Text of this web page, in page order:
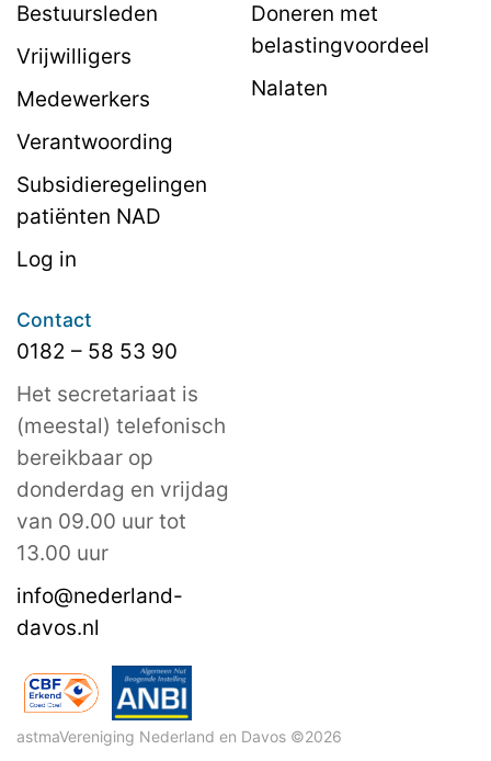
Bestuursleden
Vrijwilligers
Medewerkers
Verantwoording
Subsidieregelingen
patiënten NAD
Log in
Doneren met
belastingvoordeel
Nalaten
Contact
0182 – 58 53 90
Het secretariaat is
(meestal) telefonisch
bereikbaar op
donderdag en vrijdag
van 09.00 uur tot
13.00 uur
info@nederland-
davos.nl
astmaVereniging Nederland en Davos ©2026